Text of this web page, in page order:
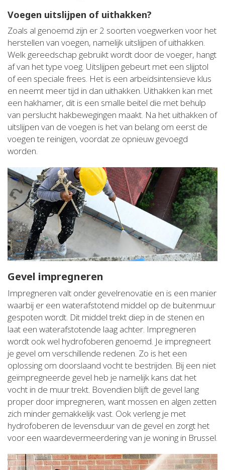
Voegen uitslijpen of uithakken?
Zoals al genoemd zijn er 2 soorten voegwerken voor het
herstellen van voegen, namelijk uitslijpen of uithakken.
Welk gereedschap gebruikt wordt door de voeger, hangt
af van het type voeg. Uitslijpen gebeurt met een slijptol
of een speciale frees. Het is een arbeidsintensieve klus
en neemt meer tijd in dan uithakken. Uithakken kan met
een hakhamer, dit is een smalle beitel die met behulp
van perslucht hakbewegingen maakt. Na het uithakken of
uitslijpen van de voegen is het van belang om eerst de
voegen te reinigen, voordat ze opnieuw gevoegd
worden.
Gevel impregneren
Impregneren valt onder gevelrenovatie en is een manier
waarbij er een waterafstotend middel op de buitenmuur
gespoten wordt. Dit middel trekt diep in de stenen en
laat een waterafstotende laag achter. Impregneren
wordt ook wel hydrofoberen genoemd. Je impregneert
je gevel om verschillende redenen. Zo is het een
oplossing om doorslaand vocht te bestrijden. Bij een niet
geïmpregneerde gevel heb je namelijk kans dat het
vocht in de muur trekt. Bovendien blijft de gevel lang
proper door impregneren, want mossen en algen zetten
zich minder gemakkelijk vast. Ook verleng je met
hydrofoberen de levensduur van de gevel en zorgt het
voor een waardevermeerdering van je woning in Brussel.